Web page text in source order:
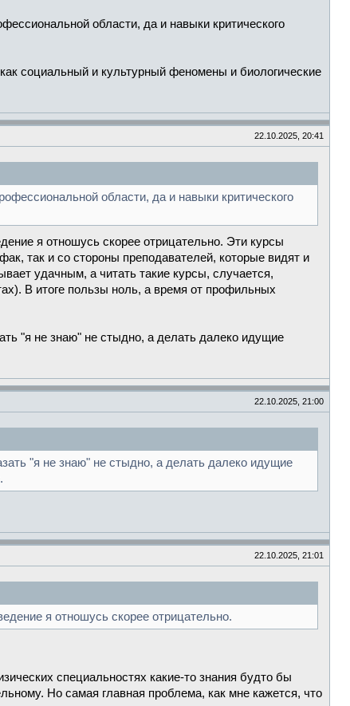
области, да и навыки критического
социальный и культурный феномены и биологические
22.10.2025, 20:41
области, да и навыки критического
я отношусь скорее отрицательно. Эти курсы
так и со стороны преподавателей, которые видят и
удачным, а читать такие курсы, случается,
В итоге пользы ноль, а время от профильных
"я не знаю" не стыдно, а делать далеко идущие
22.10.2025, 21:00
"я не знаю" не стыдно, а делать далеко идущие
22.10.2025, 21:01
я отношусь скорее отрицательно.
специальностях какие-то знания будто бы
Но самая главная проблема, как мне кажется, что